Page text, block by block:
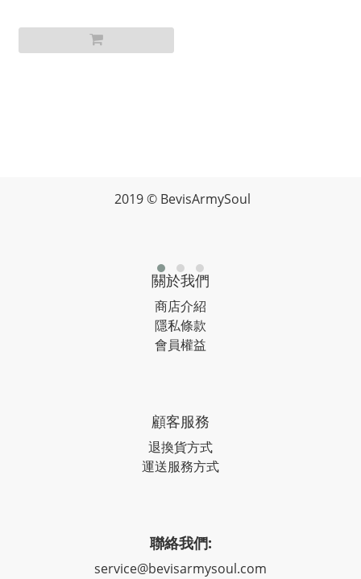
2019 © BevisArmySoul
關於我們
商店介紹
隱私條款
會員權益
顧客服務
退換貨方式
運送服務方式
聯絡我們:
service@bevisarmysoul.com